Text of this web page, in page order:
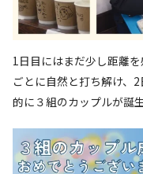
1日目にはまだ少し距離
ごとに自然と打ち解け、
的に３組のカップルが誕